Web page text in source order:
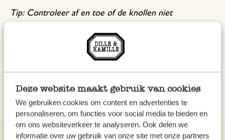
Deze website maakt gebruik van cookies
We gebruiken cookies om content en advertenties te
personaliseren, om functies voor social media te bieden en
om ons websiteverkeer te analyseren. Ook delen we
informatie over uw gebruik van onze site met onze partners
Tip: Controleer af en toe of de knollen niet
voorzichtig uit de kluit.